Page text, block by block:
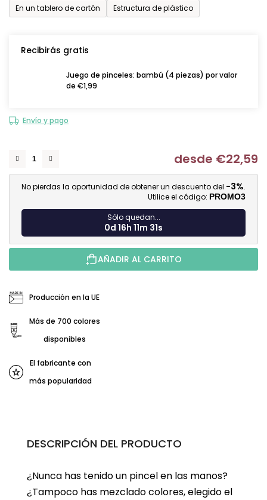
En un tablero de cartón
Estructura de plástico
Recibirás gratis
Juego de pinceles: bambú (4 piezas) por valor
de €1,99
Envío y pago
desde €22,59
No pierdas la oportunidad de obtener un descuento del -3%.
Utilice el código: PROMO3
Sólo quedan...
0d 16h 11m 31s
AÑADIR AL CARRITO
Producción en la UE
Más de 700 colores
disponibles
El fabricante con
más popularidad
DESCRIPCIÓN DEL PRODUCTO
¿Nunca has tenido un pincel en las manos?
¿Tampoco has mezclado colores, elegido el